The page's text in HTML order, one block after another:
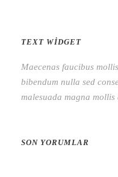
TEXT WIDGET
Maecenas faucibus
bibendum nulla sed
malesuada magna mollis
SON YORUMLAR